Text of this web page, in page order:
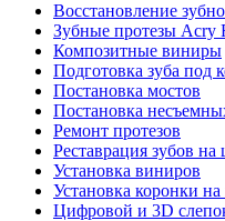
Восстановление
Зубные протезы Acry
Композитные виниры
Подготовка зуба под
Постановка мостов
Постановка
Ремонт протезов
Реставрация зубов на
Установка виниров
Установка коронки
Цифровой и 3D